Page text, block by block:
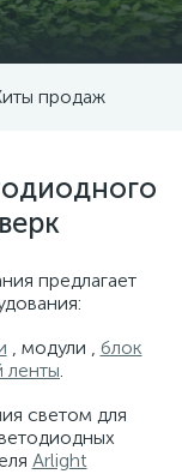
продаж
предлагает
, модули , блок
ленты.
светом для
Arlight